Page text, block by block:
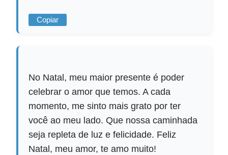
Copiar
No Natal, meu maior presente é poder
celebrar o amor que temos. A cada
momento, me sinto mais grato por ter
você ao meu lado. Que nossa caminhada
seja repleta de luz e felicidade. Feliz
Natal, meu amor, te amo muito!